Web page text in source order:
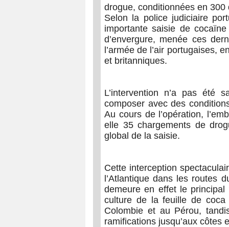
drogue, conditionnées en 300
Selon la police judiciaire
importante saisie de
d’envergure, menée ces
l’armée de l’air portugaises,
et britanniques.
L’intervention n’a pas été
composer avec des
Au cours de l’opération,
elle 35 chargements de
global de la saisie.
Cette interception
l’Atlantique dans les routes
demeure en effet le
culture de la feuille de coca
Colombie et au Pérou,
ramifications jusqu’aux côtes